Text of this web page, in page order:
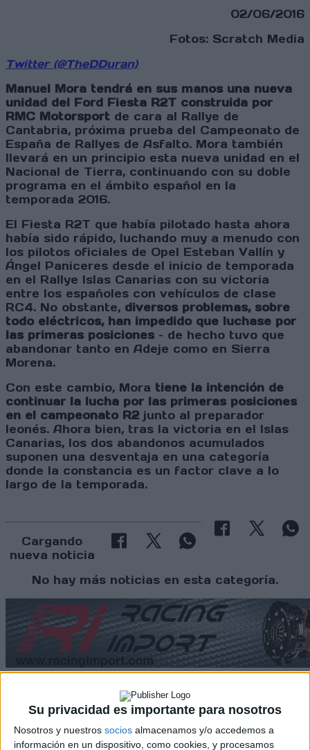
Su privacidad es importante para nosotros
Nosotros y nuestros socios almacenamos y/o accedemos a
información en un dispositivo, como cookies, y procesamos
02/06/2016
Fotos: Scratch Media
Twitter (@TheDDuran)
Manuel Mora tendrá en sus manos una nueva
unidad del Ford Fiesta R2T construida por
RMC Motorsport de cara al Rallye de
Cantabria, próxima prueba del Campeonato de
España de Rallyes de Asfalto. Mora también
llevará en un principio esta nueva unidad en el
Nacional de Tierra, continuando con su doble
programa en el ámbito español en la
temporada 2016.
El Fiesta R2T que había pilotado hasta ahora
había sido rápido, luchando muy a menudo con
los pilotos oficiales de Opel Esteban Vallín y
Ángel Paniceres desde el inicio de temporada
en el Rallye Islas Canarias con su victoria
entre los españoles con vehículos de clase
RC4. No obstante, diversos problemas, sobre
todo eléctricos, han impedido que luchase por
las primeras posiciones – de hecho tuvo que
abandonar tanto en Adeje como en Sierra
Morena.
Con este cambio, Mora tiene la intención de
continuar la lucha por las primeras posiciones
en el campeonato R2 junto al preparador
leonés. Ahora bien, tras la victoria en el Islas
Canarias, los dos abandonos acumulados
suponen una desventaja en una categoría
donde la constancia es un factor clave a lo
largo de la temporada.
Cargando
nueva noticia
No hay más noticias en esta categoría.
Rallyes
WRC